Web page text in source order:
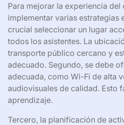
Para mejorar la experiencia del
implementar varias estrategias
crucial seleccionar un lugar
todos los asistentes. La
transporte público cercano y
adecuado. Segundo, se debe
adecuada, como Wi-Fi de alta
audiovisuales de calidad. Esto
aprendizaje.
Tercero, la planificación de